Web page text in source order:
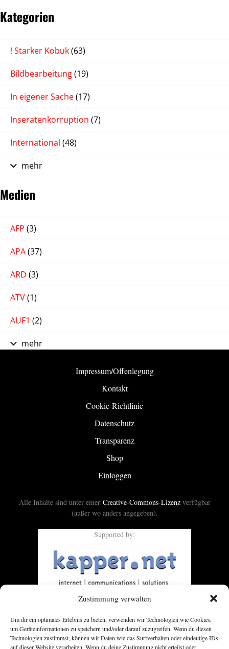
Zustimmung verwalten
Um dir ein optimales Erlebnis zu bieten, verwenden wir Technologien wie Cookies,
um Geräteinformationen zu speichern und/oder darauf zuzugreifen. Wenn du diesen
Technologien zustimmst, können wir Daten wie das Surfverhalten oder eindeutige IDs
auf dieser Website verarbeiten. Wenn du deine Zustimmung nicht erteilst oder
Kategorien
! Starker Kobuk(63)
Bildbearbeitung(19)
In eigener Sache(17)
Inseratenkorruption (7)
International (48)
mehr
Medien
AFP (3)
APA(37)
ARD (3)
ATV(1)
AUF1 (2)
mehr
Impressum/Offenlegung
Kontakt
Cookie-Richtlinie
Datenschutz
Transparenz
Shop
Einloggen
Alle Inhalte sind unter einer Creative-Commons-Lizenzverfügbar
(außer wo anders angegeben).
Supported by: